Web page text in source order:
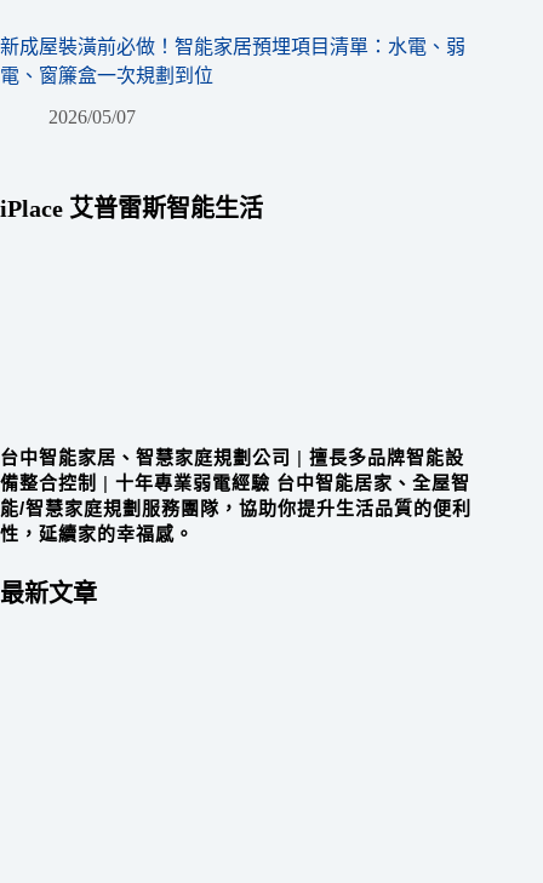
新成屋裝潢前必做！智能家居預埋項目清單：水電、弱
電、窗簾盒一次規劃到位
2026/05/07
iPlace 艾普雷斯智能生活
台中智能家居、智慧家庭規劃公司 | 擅長多品牌智能設
備整合控制 | 十年專業弱電經驗 台中智能居家、全屋智
能/智慧家庭規劃服務團隊，協助你提升生活品質的便利
性，延續家的幸福感。
最新文章